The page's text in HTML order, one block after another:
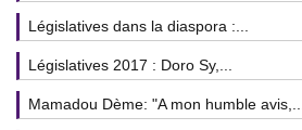
Législatives dans la diaspora :...
Législatives 2017 : Doro Sy,...
Mamadou Dème: "A mon humble avis,...